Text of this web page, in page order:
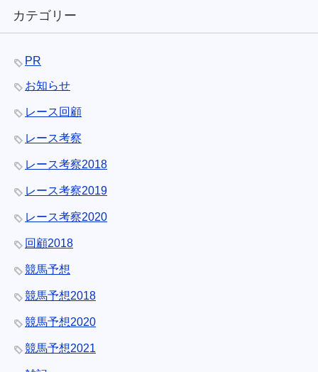
カテゴリー
PR
お知らせ
レース回顧
レース考察
レース考察2018
レース考察2019
レース考察2020
回顧2018
競馬予想
競馬予想2018
競馬予想2020
競馬予想2021